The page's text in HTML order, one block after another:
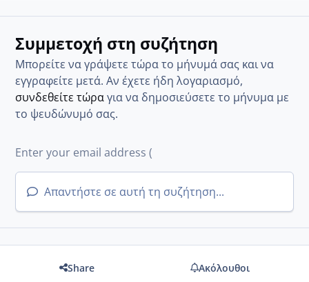
Συμμετοχή στη συζήτηση
Μπορείτε να γράψετε τώρα το μήνυμά σας και να
εγγραφείτε μετά. Αν έχετε ήδη λογαριασμό,
συνδεθείτε τώραγια να δημοσιεύσετε το μήνυμα με
το ψευδώνυμό σας.
Απαντήστε σε αυτή τη συζήτηση...
Share Ακόλουθοι